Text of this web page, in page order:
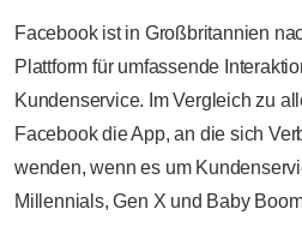
Facebook ist in Großbritannien
Plattform für umfassende
Kundenservice. Im Vergleich zu
Facebook die App, an die sich
wenden, wenn es um
Millennials, Gen X und Baby